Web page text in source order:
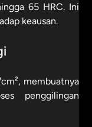
65 HRC. Ini
keausan.
membuatnya
penggilingan